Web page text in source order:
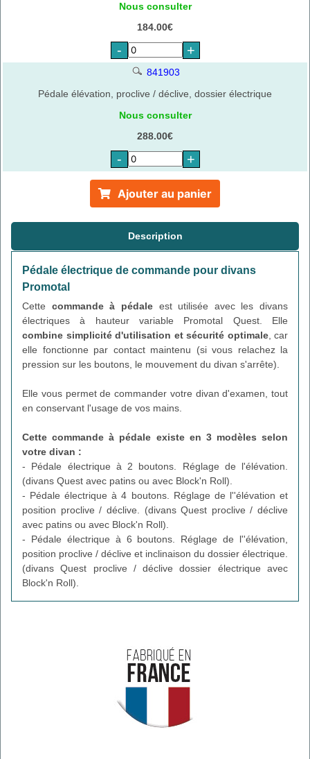
Nous consulter
184.00€
- +
841903
Pédale élévation, proclive / déclive, dossier électrique
Nous consulter
288.00€
- +
Ajouter au panier
Description
Pédale électrique de commande pour divans
Promotal
Cette commande à pédaleest utilisée avec les divans
électriques à hauteur variable Promotal Quest. Elle
combine simplicité d'utilisation et sécurité optimale, car
elle fonctionne par contact maintenu (si vous relachez la
pression sur les boutons, le mouvement du divan s'arrête).
Elle vous permet de commander votre divan d'examen, tout
en conservant l'usage de vos mains.
Cette commande à pédale existe en 3 modèles selon
votre divan :
- Pédale électrique à 2 boutons. Réglage de l'élévation.
(divans Quest avec patins ou avec Block'n Roll).
- Pédale électrique à 4 boutons. Réglage de l''élévation et
position proclive / déclive. (divans Quest proclive / déclive
avec patins ou avec Block'n Roll).
- Pédale électrique à 6 boutons. Réglage de l''élévation,
position proclive / déclive et inclinaison du dossier électrique.
(divans Quest proclive / déclive dossier électrique avec
Block'n Roll).